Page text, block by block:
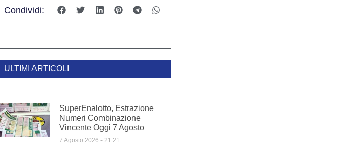
Condividi:
ULTIMI ARTICOLI
SuperEnalotto, Estrazione
Numeri Combinazione
Vincente Oggi 7 Agosto
7 Agosto 2026 21:21